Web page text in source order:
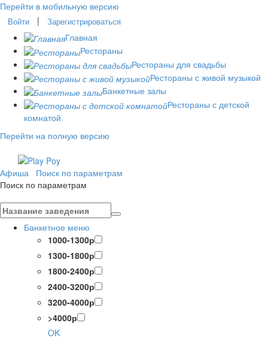
Перейти в мобильную версию
Войти | Зарегистрироваться
Главная
Рестораны
Рестораны для свадьбы
Рестораны с живой музыкой
Банкетные залы
Рестораны с детской
комнатой
Перейти на полную версию
Афиша
Поиск по параметрам
Поиск по параметрам
Банкетное меню
1000-1300р
1300-1800р
1800-2400р
2400-3200р
3200-4000р
>4000р
OK